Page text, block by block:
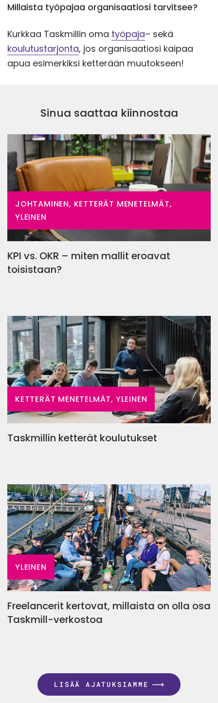
Millaista työpajaa organisaatiosi tarvitsee?
Kurkkaa Taskmillin oma työpaja– sekä
koulutustarjonta, jos organisaatiosi kaipaa
apua esimerkiksi ketterään muutokseen!
Sinua saattaa kiinnostaa
JOHTAMINEN, KETTERÄT MENETELMÄT,
YLEINEN
KPI vs. OKR – miten mallit eroavat
toisistaan?
KETTERÄT MENETELMÄT, YLEINEN
Taskmillin ketterät koulutukset
YLEINEN
Freelancerit kertovat, millaista on olla osa
Taskmill-verkostoa
LISÄÄ AJATUKSIAMME